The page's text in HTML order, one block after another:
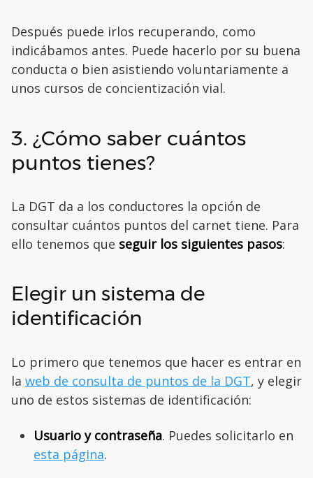
Después puede irlos recuperando, como
indicábamos antes. Puede hacerlo por su buena
conducta o bien asistiendo voluntariamente a
unos cursos de concientización vial.
3. ¿Cómo saber cuántos
puntos tienes?
La DGT da a los conductores la opción de
consultar cuántos puntos del carnet tiene. Para
ello tenemos que seguir los siguientes pasos:
Elegir un sistema de
identificación
Lo primero que tenemos que hacer es entrar en
la web de consulta de puntos de la DGT, y elegir
uno de estos sistemas de identificación:
Usuario y contraseña. Puedes solicitarlo en
esta página.